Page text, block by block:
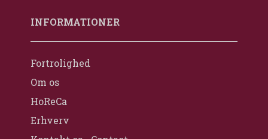
INFORMATIONER
Fortrolighed
Om os
HoReCa
Erhverv